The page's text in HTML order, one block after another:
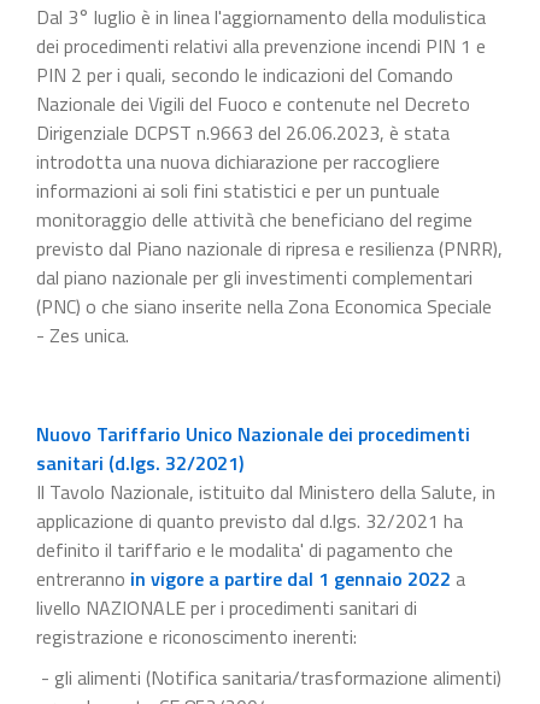
Dal 3° luglio è in linea l'aggiornamento della modulistica
dei procedimenti relativi alla prevenzione incendi PIN 1 e
PIN 2 per i quali, secondo le indicazioni del Comando
Nazionale dei Vigili del Fuoco e contenute nel Decreto
Dirigenziale DCPST n.9663 del 26.06.2023, è stata
introdotta una nuova dichiarazione per raccogliere
informazioni ai soli fini statistici e per un puntuale
monitoraggio delle attività che beneficiano del regime
previsto dal Piano nazionale di ripresa e resilienza (PNRR),
dal piano nazionale per gli investimenti complementari
(PNC) o che siano inserite nella Zona Economica Speciale
- Zes unica.
Nuovo Tariffario Unico Nazionale dei procedimenti
sanitari (d.lgs. 32/2021)
Il Tavolo Nazionale, istituito dal Ministero della Salute, in
applicazione di quanto previsto dal d.lgs. 32/2021 ha
definito il tariffario e le modalita' di pagamento che
entreranno in vigore a partire dal 1 gennaio 2022 a
livello NAZIONALE per i procedimenti sanitari di
registrazione e riconoscimento inerenti:
- gli alimenti (Notifica sanitaria/trasformazione alimenti)